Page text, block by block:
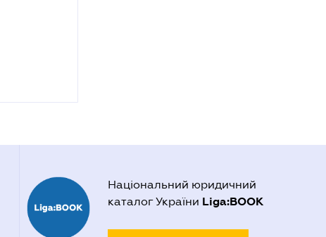
Національний юридичний
каталог України Liga:BOOK